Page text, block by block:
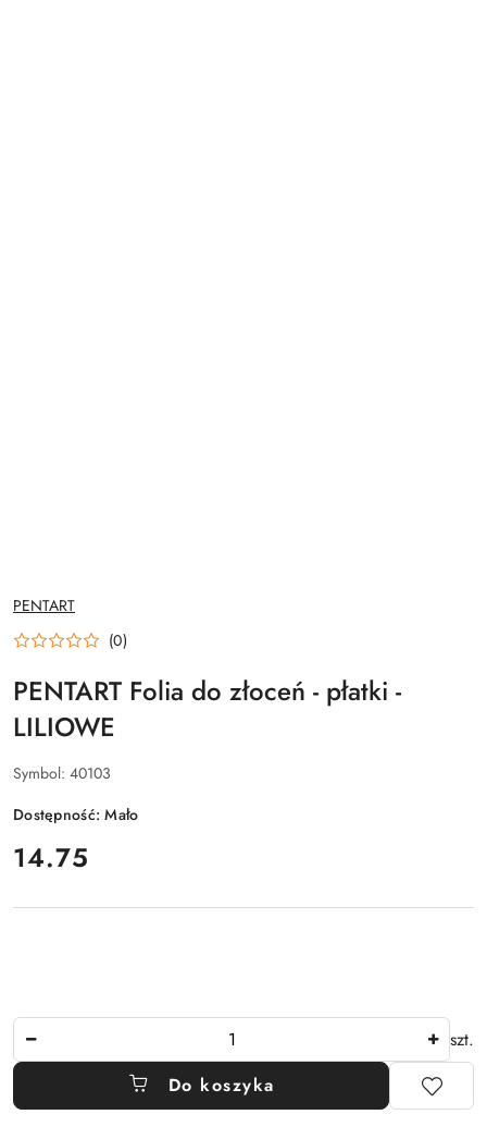
NAZWA
PRODUCENTA:
PENTART
(0)
PENTART Folia do złoceń - płatki -
LILIOWE
Symbol: 40103
Dostępność:Mało
cena:
14.75
szt.
Do koszyka